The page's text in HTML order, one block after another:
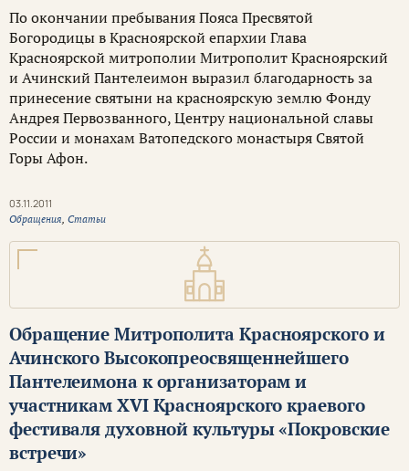
По окончании пребывания Пояса Пресвятой
Богородицы в Красноярской епархии Глава
Красноярской митрополии Митрополит Красноярский
и Ачинский Пантелеимон выразил благодарность за
принесение святыни на красноярскую землю Фонду
Андрея Первозванного, Центру национальной славы
России и монахам Ватопедского монастыря Святой
Горы Афон.
03.11.2011
Обращения, Статьи
Обращение Митрополита Красноярского и
Ачинского Высокопреосвященнейшего
Пантелеимона к организаторам и
участникам XVI Красноярского краевого
фестиваля духовной культуры «Покровские
встречи»